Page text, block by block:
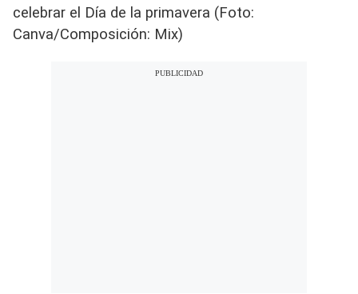
celebrar el Día de la primavera (Foto:
Canva/Composición: Mix)